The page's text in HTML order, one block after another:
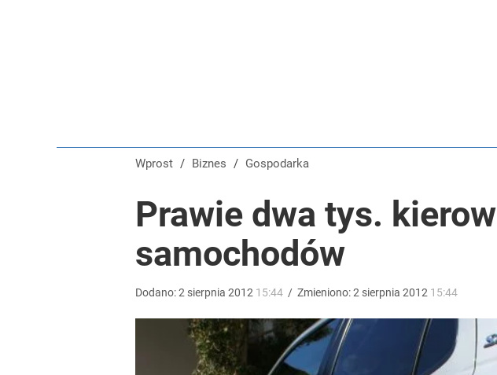
dodaj
Nawrocki ma szansę na drugą kadencję? Tak ocenili go Polacy. Sondaż dla
Wprost / Biznes / Gospodarka
Prawie dwa tys.
samochodów
Dodano:2 sierpnia 2012 15:44 / Zmieniono:2 sierpnia 2012 15:44